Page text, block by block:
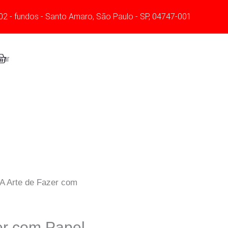
- fundos - Santo Amaro, São Paulo - SP, 04747-001
Arte de Fazer com
2
quantidade